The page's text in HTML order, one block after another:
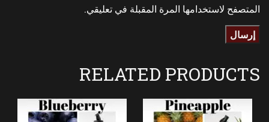
المتصفح لاستخدامها المرة المقبلة في تعليقي.
RELATED PRODUCTS